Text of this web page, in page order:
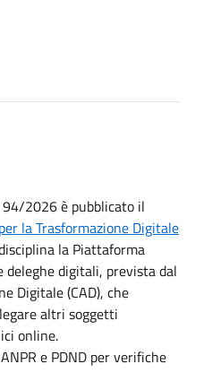
2026 è pubblicato il
la Trasformazione Digitale
la Piattaforma
deleghe digitali, prevista dal
Digitale (CAD), che
altri soggetti
online.
e PDND per verifiche